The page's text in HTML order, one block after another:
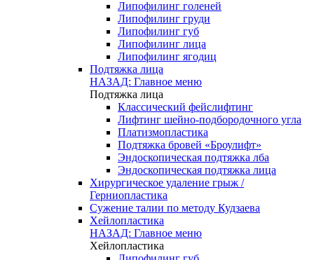
Липофилинг голеней
Липофилинг груди
Липофилинг губ
Липофилинг лица
Липофилинг ягодиц
Подтяжка лица
НАЗАД: Главное меню
Подтяжка лица
Классический фейслифтинг
Лифтинг шейно-подбородочного угла
Платизмопластика
Подтяжка бровей «Броулифт»
Эндоскопическая подтяжка лба
Эндоскопическая подтяжка лица
Хирургическое удаление грыж /
Герниопластика
Сужение талии по методу Кудзаева
Хейлопластика
НАЗАД: Главное меню
Хейлопластика